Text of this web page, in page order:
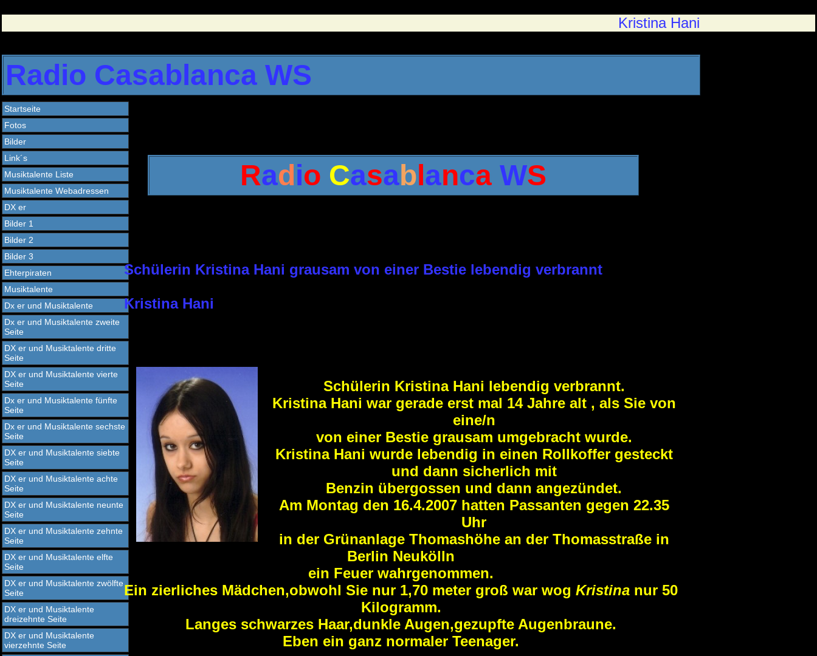
Kristina Hani
Radio Casablanca WS
Startseite
Fotos
Bilder
Link´s
Musiktalente Liste
Musiktalente Webadressen
DX er
Bilder 1
Bilder 2
Bilder 3
Ehterpiraten
Musiktalente
Dx er und Musiktalente
Dx er und Musiktalente zweite
Seite
DX er und Musiktalente dritte
Seite
DX er und Musiktalente vierte
Seite
Dx er und Musiktalente fünfte
Seite
Dx er und Musiktalente sechste
Seite
DX er und Musiktalente siebte
Seite
DX er und Musiktalente achte
Seite
DX er und Musiktalente neunte
Seite
DX er und Musiktalente zehnte
Seite
DX er und Musiktalente elfte
Seite
DX er und Musiktalente zwölfte
Seite
DX er und Musiktalente
dreizehnte Seite
DX er und Musiktalente
vierzehnte Seite
Rad io Casab anca WS
Schülerin Kristina Hani grausam von einer Bestie lebendig verbrannt
Kristina Hani
Schülerin Kristina Hani lebendig verbrannt.
Kristina Hani war gerade erst mal 14 Jahre alt , als Sie von
eine/n
von einer Bestie grausam umgebracht wurde.
Kristina Hani wurde lebendig in einen Rollkoffer gesteckt
und dann sicherlich mit
Benzin übergossen und dann angezündet.
Am Montag den 16.4.2007 hatten Passanten gegen 22.35
Uhr
in der Grünanlage Thomashöhe an der Thomasstraße in
Berlin Neukölln
ein Feuer wahrgenommen.
Ein zierliches Mädchen,obwohl Sie nur 1,70 meter groß war wogKristina nur 50
Kilogramm.
Langes schwarzes Haar,dunkle Augen,gezupfte Augenbraune.
Eben ein ganz normaler Teenager.